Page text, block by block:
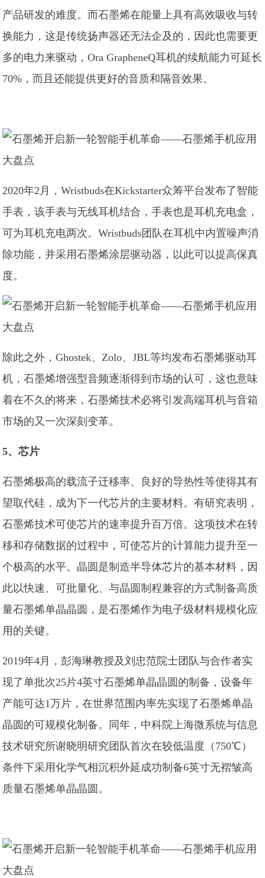
产品研发的难度。而石墨烯在能量上具有高效吸收与转
换能力，这是传统扬声器还无法企及的，因此也需要更
多的电力来驱动，Ora GrapheneQ耳机的续航能力可延长
70%，而且还能提供更好的音质和隔音效果。
2020年2月，Wristbuds在Kickstarter众筹平台发布了智能
手表，该手表与无线耳机结合，手表也是耳机充电盒，
可为耳机充电两次。Wristbuds团队在耳机中内置噪声消
除功能，并采用石墨烯涂层驱动器，以此可以提高保真
度。
除此之外，Ghostek、Zolo、JBL等均发布石墨烯驱动耳
机，石墨烯增强型音频逐渐得到市场的认可，这也意味
着在不久的将来，石墨烯技术必将引发高端耳机与音箱
市场的又一次深刻变革。
5、芯片
石墨烯极高的载流子迁移率、良好的导热性等使得其有
望取代硅，成为下一代芯片的主要材料。有研究表明，
石墨烯技术可使芯片的速率提升百万倍。这项技术在转
移和存储数据的过程中，可使芯片的计算能力提升至一
个极高的水平。晶圆是制造半导体芯片的基本材料，因
此以快速、可批量化、与晶圆制程兼容的方式制备高质
量石墨烯单晶晶圆，是石墨烯作为电子级材料规模化应
用的关键。
2019年4月，彭海琳教授及刘忠范院士团队与合作者实
现了单批次25片4英寸石墨烯单晶晶圆的制备，设备年
产能可达1万片，在世界范围内率先实现了石墨烯单晶
晶圆的可规模化制备。同年，中科院上海微系统与信息
技术研究所谢晓明研究团队首次在较低温度（750℃）
条件下采用化学气相沉积外延成功制备6英寸无褶皱高
质量石墨烯单晶晶圆。